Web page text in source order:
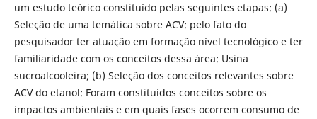
um estudo teórico constituído pelas seguintes etapas: (a)
Seleção de uma temática sobre ACV: pelo fato do
pesquisador ter atuação em formação nível tecnológico e ter
familiaridade com os conceitos dessa área: Usina
sucroalcooleira; (b) Seleção dos conceitos relevantes sobre
ACV do etanol: Foram constituídos conceitos sobre os
impactos ambientais e em quais fases ocorrem consumo de